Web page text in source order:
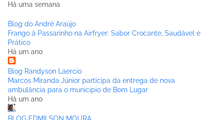
Há uma semana
Blog do André Araújo
Frango à Passarinho na Airfryer: Sabor Crocante, Saudável e
Prático
Há um ano
Blog Randyson Laercio
Marcos Miranda Júnior participa da entrega de nova
ambulância para o municipio de Bom Lugar
Há um ano